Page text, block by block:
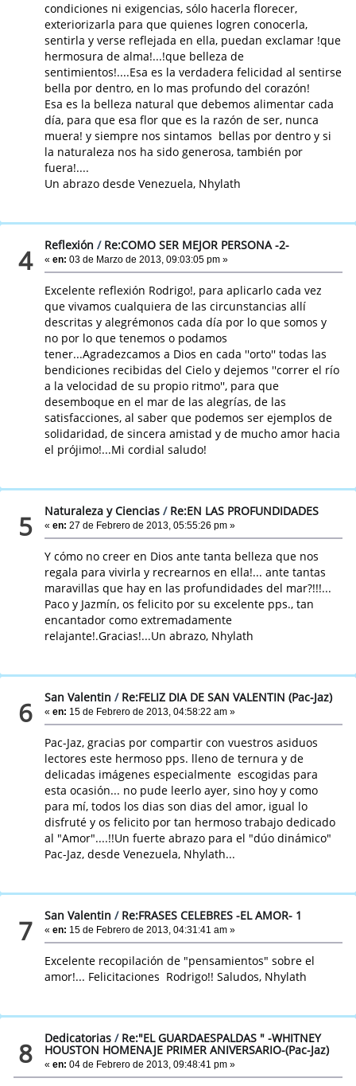
condiciones ni exigencias, sólo hacerla florecer,
exteriorizarla para que quienes logren conocerla,
sentirla y verse reflejada en ella, puedan exclamar !que
hermosura de alma!...!que belleza de
sentimientos!....Esa es la verdadera felicidad al sentirse
bella por dentro, en lo mas profundo del corazón!
Esa es la belleza natural que debemos alimentar cada
día, para que esa flor que es la razón de ser, nunca
muera! y siempre nos sintamos bellas por dentro y si
la naturaleza nos ha sido generosa, también por
fuera!....
Un abrazo desde Venezuela, Nhylath
4 Reflexión / Re:COMO SER MEJOR PERSONA -2-
«en: 03 de Marzo de 2013, 09:03:05 pm »
Excelente reflexión Rodrigo!, para aplicarlo cada vez
que vivamos cualquiera de las circunstancias allí
descritas y alegrémonos cada día por lo que somos y
no por lo que tenemos o podamos
tener...Agradezcamos a Dios en cada ''orto'' todas las
bendiciones recibidas del Cielo y dejemos ''correr el río
a la velocidad de su propio ritmo'', para que
desemboque en el mar de las alegrías, de las
satisfacciones, al saber que podemos ser ejemplos de
solidaridad, de sincera amistad y de mucho amor hacia
el prójimo!...Mi cordial saludo!
5 Naturaleza y Ciencias / Re:EN LAS PROFUNDIDADES
«en: 27 de Febrero de 2013, 05:55:26 pm »
Y cómo no creer en Dios ante tanta belleza que nos
regala para vivirla y recrearnos en ella!... ante tantas
maravillas que hay en las profundidades del mar?!!!...
Paco y Jazmín, os felicito por su excelente pps., tan
encantador como extremadamente
relajante!.Gracias!...Un abrazo, Nhylath
6 San Valentin / Re:FELIZ DIA DE SAN VALENTIN (Pac-Jaz)
«en: 15 de Febrero de 2013, 04:58:22 am »
Pac-Jaz, gracias por compartir con vuestros asiduos
lectores este hermoso pps. lleno de ternura y de
delicadas imágenes especialmente escogidas para
esta ocasión... no pude leerlo ayer, sino hoy y como
para mí, todos los dias son dias del amor, igual lo
disfruté y os felicito por tan hermoso trabajo dedicado
al "Amor"....!!Un fuerte abrazo para el "dúo dinámico"
Pac-Jaz, desde Venezuela, Nhylath...
7 San Valentin / Re:FRASES CELEBRES -EL AMOR- 1
«en: 15 de Febrero de 2013, 04:31:41 am »
Excelente recopilación de "pensamientos" sobre el
amor!... Felicitaciones Rodrigo!! Saludos, Nhylath
8 Dedicatorias / Re:"EL GUARDAESPALDAS " -WHITNEY
HOUSTON HOMENAJE PRIMER ANIVERSARIO-(Pac-Jaz)
«en: 04 de Febrero de 2013, 09:48:41 pm »